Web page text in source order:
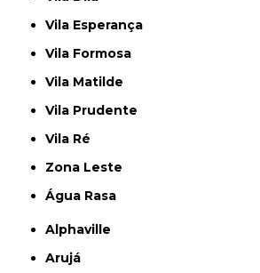
Vila Esperança
Vila Formosa
Vila Matilde
Vila Prudente
Vila Ré
Zona Leste
Água Rasa
Alphaville
Arujá